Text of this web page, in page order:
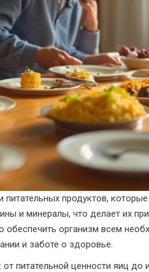
продуктов,
и минералы, что делает их
обеспечить организм всем
и заботе о здоровье.
питательной ценности яиц